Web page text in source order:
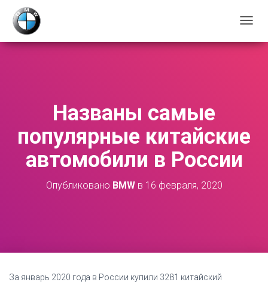
Е
Т
Ь
Названы самые
популярные китайские
автомобили в России
Опубликовано BMWв 16 февраля, 2020
За январь 2020 года в России купили 3281 китайский